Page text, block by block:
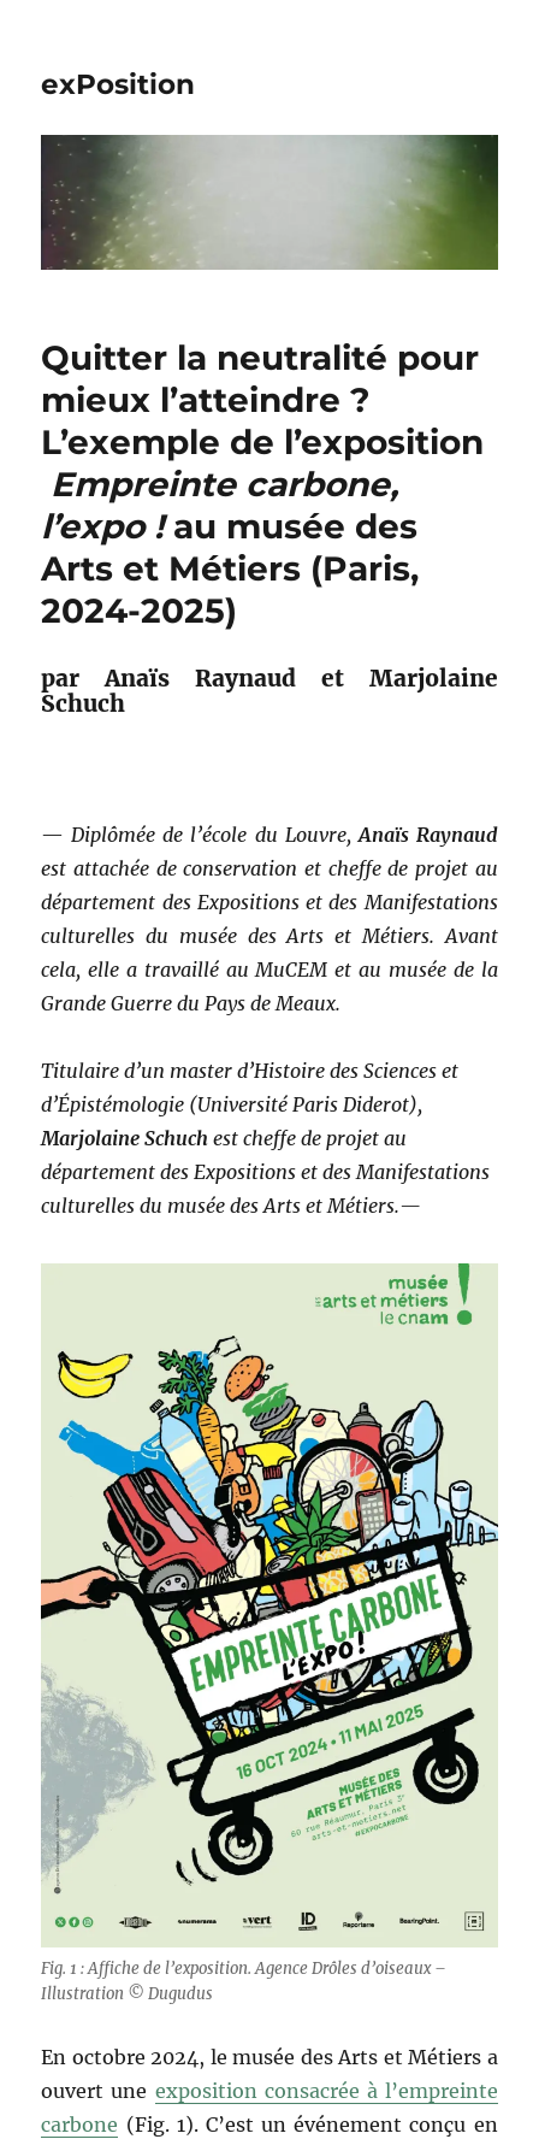
exPosition
Quitter la neutralité pour
mieux l’atteindre ?
L’exemple de l’exposition
Empreinte carbone,
l’expo !au musée des
Arts et Métiers (Paris,
2024-2025)
par Anaïs Raynaud et Marjolaine
Schuch
—Diplômée de l’école du Louvre,Anaïs Raynaud
est attachée de conservation et cheffe de projet au
département des Expositions et des Manifestations
culturelles du musée des Arts et Métiers. Avant
cela, elle a travaillé au MuCEM et au musée de la
Grande Guerre du Pays de Meaux.
Titulaire d’un master d’Histoire des Sciences et
d’Épistémologie (Université Paris Diderot),
Marjolaine Schuch est cheffe de projet au
département des Expositions et des Manifestations
culturelles du musée des Arts et Métiers.—
Fig. 1 : Affiche de l’exposition. Agence Drôles d’oiseaux –
Illustration © Dugudus
En octobre 2024, le musée des Arts et Métiers a
ouvert une exposition consacrée à l’empreinte
carbone (Fig. 1). C’est un événement conçu en